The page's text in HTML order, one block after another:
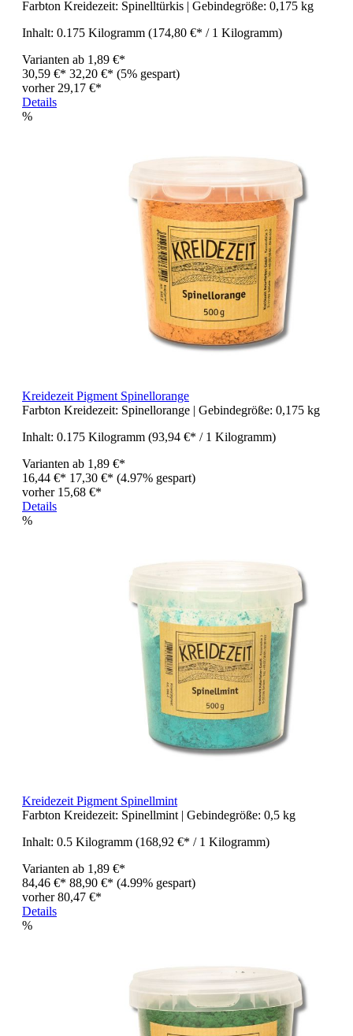
Farbton Kreidezeit: Spinelltürkis | Gebindegröße: 0,175 kg
Inhalt: 0.175 Kilogramm (174,80 €* / 1 Kilogramm)
Varianten ab 1,89 €*
30,59 €* 32,20 €* (5% gespart)
vorher 29,17 €*
Details
%
Kreidezeit Pigment Spinellorange
Farbton Kreidezeit: Spinellorange | Gebindegröße: 0,175 kg
Inhalt: 0.175 Kilogramm (93,94 €* / 1 Kilogramm)
Varianten ab 1,89 €*
16,44 €* 17,30 €* (4.97% gespart)
vorher 15,68 €*
Details
%
Kreidezeit Pigment Spinellmint
Farbton Kreidezeit: Spinellmint | Gebindegröße: 0,5 kg
Inhalt: 0.5 Kilogramm (168,92 €* / 1 Kilogramm)
Varianten ab 1,89 €*
84,46 €* 88,90 €* (4.99% gespart)
vorher 80,47 €*
Details
%